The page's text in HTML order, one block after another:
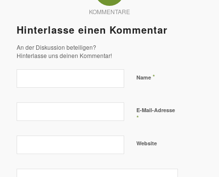
KOMMENTARE
Hinterlasse einen Kommentar
An der Diskussion beteiligen?
Hinterlasse uns deinen Kommentar!
Name *
E-Mail-Adresse
*
Website